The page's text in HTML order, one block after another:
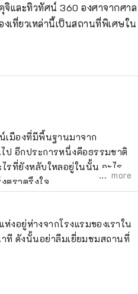
จิและทิวทัศน์ 360 องศาจากศาล
เที่ยวเหล่านี้เป็นสถานที่พิเศษใน
เมืองที่มีพื้นฐานมาจาก
ป อีกประการหนึ่งคือธรรมชาติ
รที่ยังหลับใหลอยู่ในนั้น อะไรที่
ตราตรึงใจ
more
งอยู่ห่างจากโรงแรมของเราใน
าที ดังนั้นอย่าลืมเยี่ยมชมสถานที่